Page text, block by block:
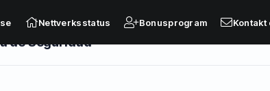
Nettverksstatus Bonusprogram Kontakt
de Seguridad